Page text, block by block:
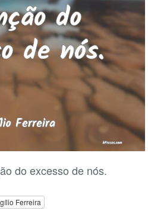
do excesso de nós.
Ferreira